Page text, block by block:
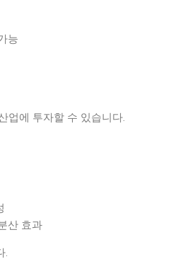
능
업에 투자할 수 있습니다.
산 효과
.